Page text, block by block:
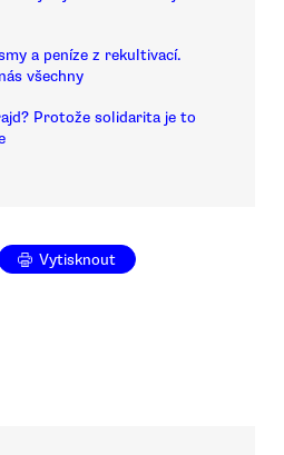
a peníze z rekultivací.
všechny
Protože solidarita je to
Vytisknout